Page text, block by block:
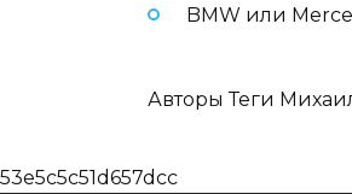
BMW или
Авторы Теги
53e5c5c51d657dcc